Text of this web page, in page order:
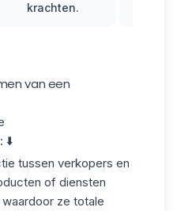
krachten.
van een
⬇️
tussen verkopers en
of diensten
ze totale